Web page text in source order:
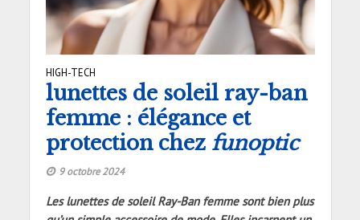
HIGH-TECH
lunettes de soleil ray-ban
femme : élégance et
protection chez funoptic
9 octobre 2024
Les lunettes de soleil Ray-Ban femme sont bien plus